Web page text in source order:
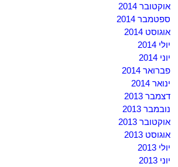
אוקטובר 2014
ספטמבר 2014
אוגוסט 2014
יולי 2014
יוני 2014
פברואר 2014
ינואר 2014
דצמבר 2013
נובמבר 2013
אוקטובר 2013
אוגוסט 2013
יולי 2013
יוני 2013